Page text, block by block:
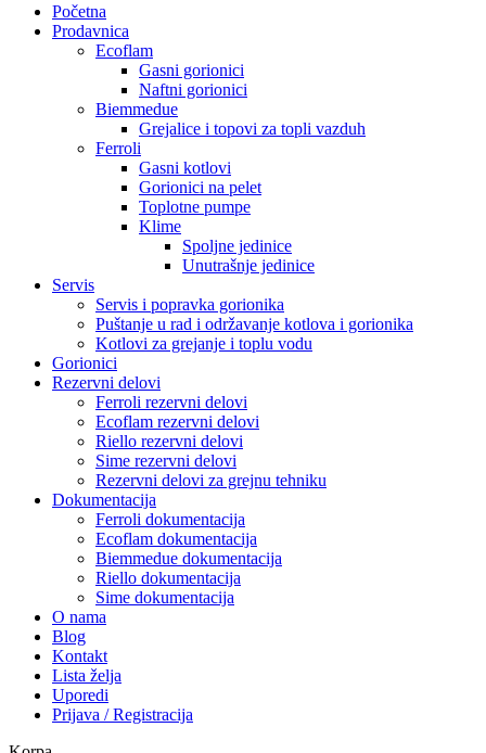
Početna
Prodavnica
Ecoflam
Gasni gorionici
Naftni gorionici
Biemmedue
Grejalice i topovi za topli vazduh
Ferroli
Gasni kotlovi
Gorionici na pelet
Toplotne pumpe
Klime
Spoljne jedinice
Unutrašnje jedinice
Servis
Servis i popravka gorionika
Puštanje u rad i održavanje kotlova i gorionika
Kotlovi za grejanje i toplu vodu
Gorionici
Rezervni delovi
Ferroli rezervni delovi
Ecoflam rezervni delovi
Riello rezervni delovi
Sime rezervni delovi
Rezervni delovi za grejnu tehniku
Dokumentacija
Ferroli dokumentacija
Ecoflam dokumentacija
Biemmedue dokumentacija
Riello dokumentacija
Sime dokumentacija
O nama
Blog
Kontakt
Lista želja
Uporedi
Prijava / Registracija